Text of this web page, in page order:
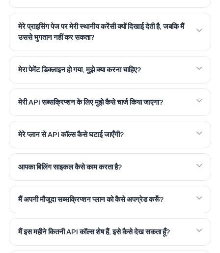
मेरे प्राइसिंग पेज पर मेरी स्थानीय करेंसी क्यों दिखाई देती है, जबकि मैं
उससे भुगतान नहीं कर सकता?
मेरा पेमेंट डिक्लाइन हो गया, मुझे क्या करना चाहिए?
मेरी API सब्सक्रिप्शन के लिए मुझे कैसे चार्ज किया जाएगा?
मेरे प्लान से API कॉल्स कैसे घटाई जाएँगी?
आपका बिलिंग साइकल कैसे काम करता है?
मैं अपनी मौजूदा सब्सक्रिप्शन प्लान को कैसे अपग्रेड करूँ?
मैं इस महीने कितनी API कॉल्स शेष हैं, इसे कैसे देख सकता हूँ?